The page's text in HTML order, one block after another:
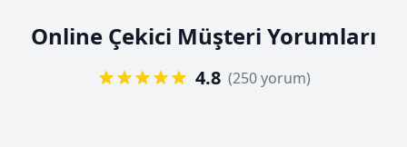
Online Çekici Müşteri Yorumları
4.8 (250 yorum)